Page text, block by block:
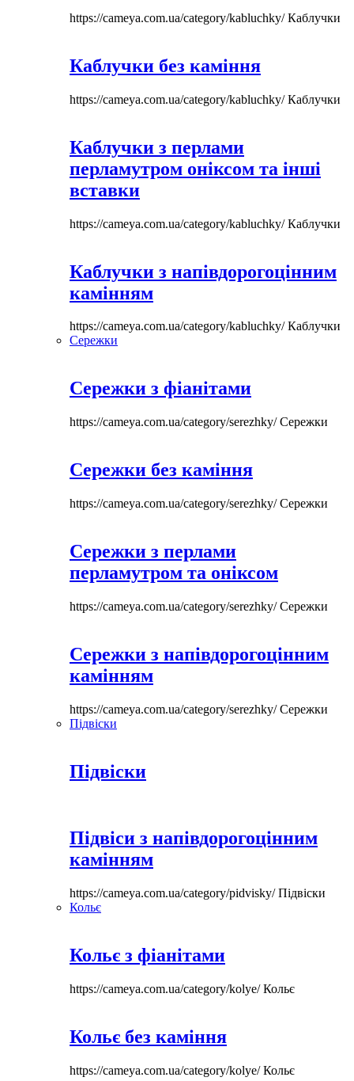
https://cameya.com.ua/category/kabluchky/Каблучки
Каблучки без каміння
https://cameya.com.ua/category/kabluchky/Каблучки
Каблучки з перлами
перламутром оніксом та інші
вставки
https://cameya.com.ua/category/kabluchky/Каблучки
Каблучки з напівдорогоцінним
камінням
https://cameya.com.ua/category/kabluchky/Каблучки
Сережки
Сережки з фіанітами
https://cameya.com.ua/category/serezhky/Сережки
Сережки без каміння
https://cameya.com.ua/category/serezhky/Сережки
Сережки з перлами
перламутром та оніксом
https://cameya.com.ua/category/serezhky/Сережки
Сережки з напівдорогоцінним
камінням
https://cameya.com.ua/category/serezhky/Сережки
Підвіски
Підвіски
Підвіси з напівдорогоцінним
камінням
https://cameya.com.ua/category/pidvisky/Підвіски
Кольє
Кольє з фіанітами
https://cameya.com.ua/category/kolye/Кольє
Кольє без каміння
https://cameya.com.ua/category/kolye/Кольє